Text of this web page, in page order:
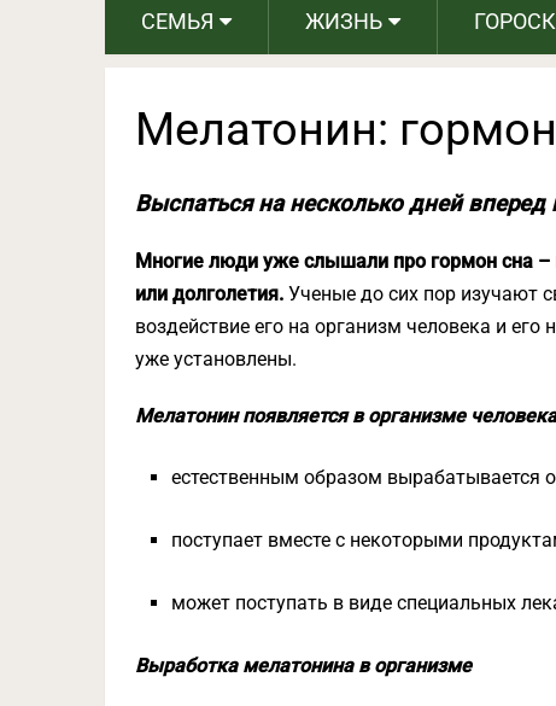
СЕМЬЯ ЖИЗНЬ
Мелатонин:
Выспаться на несколько дней
Многие люди уже слышали про гормон сна
или долголетия. Ученые до сих пор изучают
воздействие его на организм человека и
уже установлены.
Мелатонин появляется в организме
естественным образом вырабатывается
поступает вместе с некоторыми
может поступать в виде специальных
Выработка мелатонина в организме